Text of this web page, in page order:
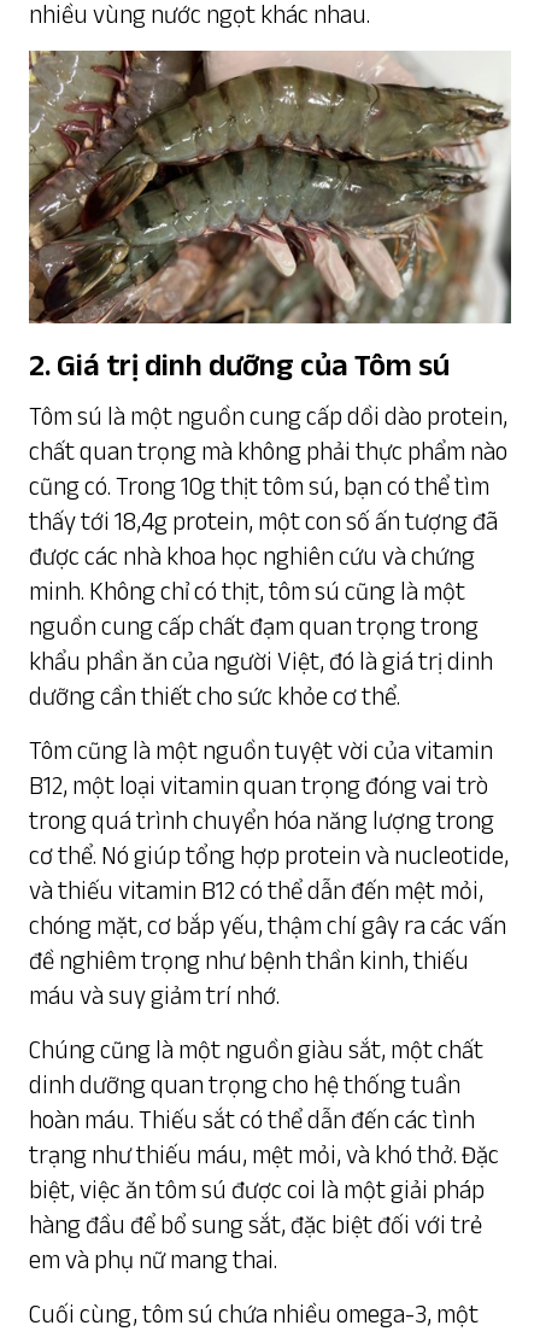
nhiều vùng nước ngọt khác nhau.
2. Giá trị dinh dưỡng của Tôm sú
Tôm sú là một nguồn cung cấp dồi dào protein,
chất quan trọng mà không phải thực phẩm nào
cũng có. Trong 10g thịt tôm sú, bạn có thể tìm
thấy tới 18,4g protein, một con số ấn tượng đã
được các nhà khoa học nghiên cứu và chứng
minh. Không chỉ có thịt, tôm sú cũng là một
nguồn cung cấp chất đạm quan trọng trong
khẩu phần ăn của người Việt, đó là giá trị dinh
dưỡng cần thiết cho sức khỏe cơ thể.
Tôm cũng là một nguồn tuyệt vời của vitamin
B12, một loại vitamin quan trọng đóng vai trò
trong quá trình chuyển hóa năng lượng trong
cơ thể. Nó giúp tổng hợp protein và nucleotide,
và thiếu vitamin B12 có thể dẫn đến mệt mỏi,
chóng mặt, cơ bắp yếu, thậm chí gây ra các vấn
đề nghiêm trọng như bệnh thần kinh, thiếu
máu và suy giảm trí nhớ.
Chúng cũng là một nguồn giàu sắt, một chất
dinh dưỡng quan trọng cho hệ thống tuần
hoàn máu. Thiếu sắt có thể dẫn đến các tình
trạng như thiếu máu, mệt mỏi, và khó thở. Đặc
biệt, việc ăn tôm sú được coi là một giải pháp
hàng đầu để bổ sung sắt, đặc biệt đối với trẻ
em và phụ nữ mang thai.
Cuối cùng, tôm sú chứa nhiều omega-3, một